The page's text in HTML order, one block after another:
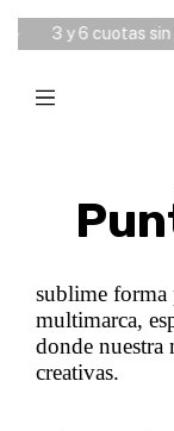
3 y 6 cuotas sin
sublime forma
multimarca,
donde nuestra
creativas.